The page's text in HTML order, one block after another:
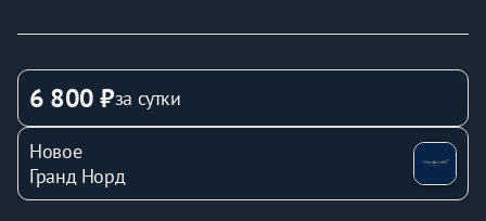
▫ вся необходимая мебель для проживания: 2-х сп.
и обеденная зона
▫ оборудованная кухня со всей необходимой
посудой для приготовления и приема пищи
▫ необходимая бытовая техника и приборы:
телевизор, холодильник, утюг, стиральная машина,
микроволновая печь, посудомоечная машина
6 800 ₽за сутки
Новое
Гранд Норд